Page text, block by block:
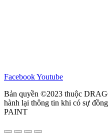
FacebookYoutube
Bản quyền ©2023 thuộc
hành lại thông tin khi có sự
PAINT